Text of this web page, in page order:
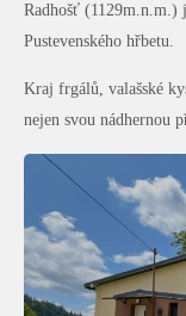
Radhošť (1129m.n.m.)
Pustevenského hřbetu.
Kraj frgálů, valašské
nejen svou nádhernou